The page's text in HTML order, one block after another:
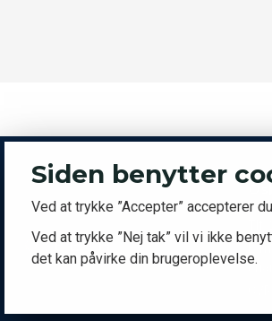
E-
Siden benytter
Ved at trykke ”Accepter” accepterer
Ved at trykke ”Nej tak” vil vi ikke
det kan påvirke din brugeroplevelse.